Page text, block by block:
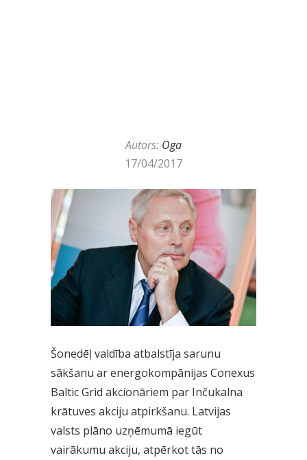
Autors: Oga
17/04/2017
Šonedēļ valdība atbalstīja sarunu
sākšanu ar energokompānijas Conexus
Baltic Grid akcionāriem par Inčukalna
krātuves akciju atpirkšanu. Latvijas
valsts plāno uzņēmumā iegūt
vairākumu akciju, atpērkot tās no